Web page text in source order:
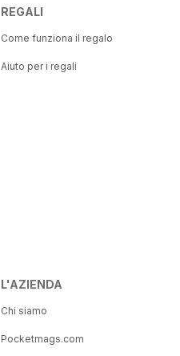
REGALI
Come funziona il regalo
Aiuto per i regali
L'AZIENDA
Chi siamo
Pocketmags.com